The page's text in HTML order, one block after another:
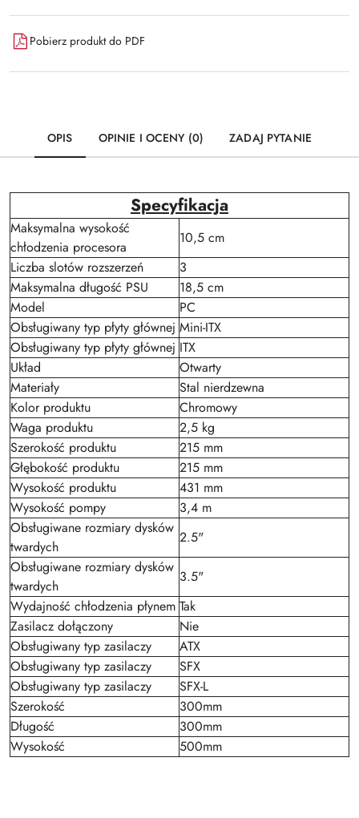
Pobierz produkt do PDF
OPIS OPINIE I OCENY (0) ZADAJ PYTANIE
Specyfikacja
Maksymalna wysokość
chłodzenia procesora
10,5 cm
Liczba slotów rozszerzeń
3
Maksymalna długość PSU
18,5 cm
Model
PC
Obsługiwany typ płyty głównej Mini-ITX
Obsługiwany typ płyty głównej ITX
Układ
Otwarty
Materiały
Stal nierdzewna
Kolor produktu
Chromowy
Waga produktu
2,5 kg
Szerokość produktu
215 mm
Głębokość produktu
215 mm
Wysokość produktu
431 mm
Wysokość pompy
3,4 m
Obsługiwane rozmiary dysków
twardych
2.5"
Obsługiwane rozmiary dysków
twardych
3.5"
Wydajność chłodzenia płynem Tak
Zasilacz dołączony
Nie
Obsługiwany typ zasilaczy
ATX
Obsługiwany typ zasilaczy
SFX
Obsługiwany typ zasilaczy
SFX-L
Szerokość
300mm
Długość
300mm
Wysokość
500mm